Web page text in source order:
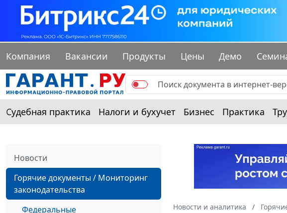
Компания Вакансии Продукты Цены Демо
Судебная практика Налоги и бухучет Бизнес Практика
Новости
Горячие документы / Мониторинг
законодательства
Федеральные
Новости и аналитика